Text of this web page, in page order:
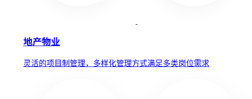
地产物业
灵活的项目制管理，多样化管理方式满足多类岗位需求